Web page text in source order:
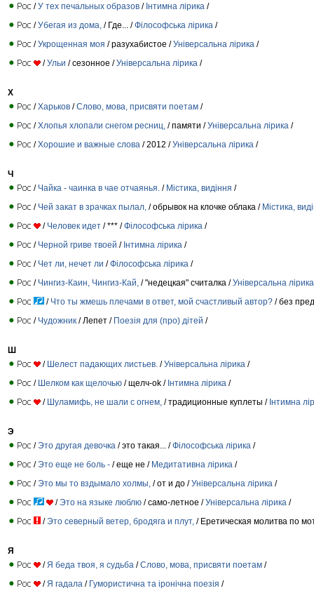
/У тех печальных образов / Інтимна лірика /
/Убегая из дома, / Где... /Філософська лірика /
/Укрощенная моя / разухабистое /Універсальна лірика /
/Ульи / сезонное /Універсальна лірика /
Х
/Харьков /Слово, мова, присвяти поетам /
/Хлопья хлопали снегом ресниц, / памяти /Універсальна лірика /
/Хорошие и важные слова / 2012 /Універсальна лірика /
Ч
/ Чайка - чаинка в чае отчаянья. / Містика, видіння /
/ Чей закат в зрачках пылал, / обрывок на клочке облака / Містика,
/ Человек идет / *** /Філософська лірика /
/ Черной гриве твоей / Інтимна лірика /
/ Чет ли, нечет ли /Філософська лірика /
/ Чингиз-Каин, Чингиз-Кай, / "недецкая" считалка /Універсальна лірика
/ Что ты жмешь плечами в ответ, мой счастливый автор? / без
/ Чудожник / Лепет / Поезія для (про) дітей /
Ш
/ Шелест падающих листьев. /Універсальна лірика /
/ Шелком как щелочью / щелч-ok / Інтимна лірика /
/ Шуламифь, не шали с огнем, / традиционные куплеты / Інтимна
Э
/Это другая девочка / это такая... /Філософська лірика /
/Это еще не боль - / еще не / Медитативна лірика /
/Это мы то вздымало холмы, / от и до /Універсальна лірика /
/Это на языке люблю / само-летное /Універсальна лірика /
/Это северный ветер, бродяга и плут, / Еретическая молитва по
Я
/ Я беда твоя, я судьба /Слово, мова, присвяти поетам /
/ Я гадала / Гумористична та іронічна поезія /